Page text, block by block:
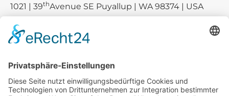
1021 | 39thAvenue SE Puyallup | WA 98374 | USA
Tel.:+1 253-867-57 35
Unternehmen